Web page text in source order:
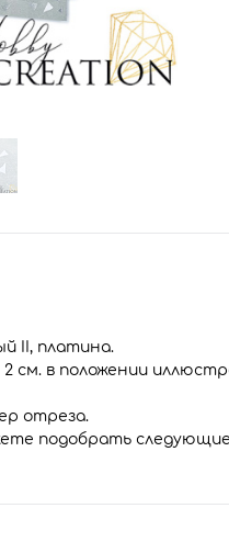
II, платина.
см. в положении
отреза.
подобрать